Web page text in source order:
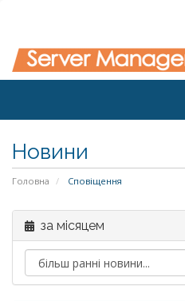
Новини
Головна Сповіщення
за місяцем